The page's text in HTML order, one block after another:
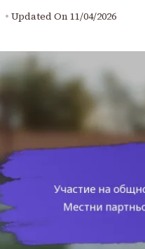
Updated On 11/04/2026